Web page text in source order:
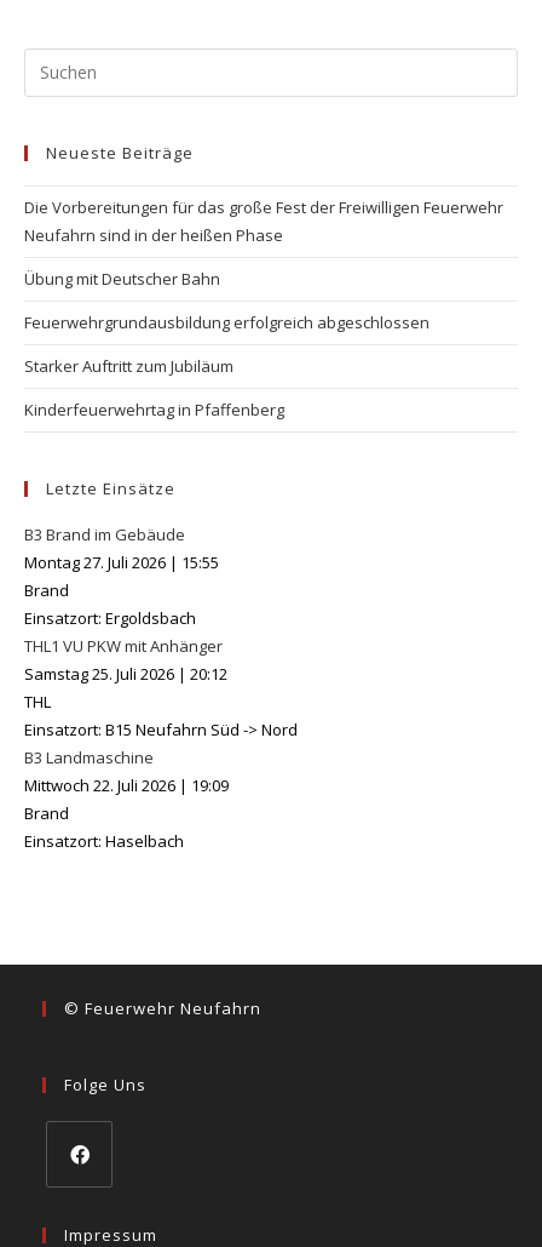
Neueste Beiträge
Die Vorbereitungen für das große Fest der Freiwilligen Feuerwehr
Neufahrn sind in der heißen Phase
Übung mit Deutscher Bahn
Feuerwehrgrundausbildung erfolgreich abgeschlossen
Starker Auftritt zum Jubiläum
Kinderfeuerwehrtag in Pfaffenberg
Letzte Einsätze
B3 Brand im Gebäude
Montag 27. Juli 2026 | 15:55
Brand
Einsatzort: Ergoldsbach
THL1 VU PKW mit Anhänger
Samstag 25. Juli 2026 | 20:12
THL
Einsatzort: B15 Neufahrn Süd -> Nord
B3 Landmaschine
Mittwoch 22. Juli 2026 | 19:09
Brand
Einsatzort: Haselbach
© Feuerwehr Neufahrn
Folge Uns
Impressum